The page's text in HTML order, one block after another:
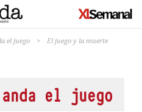
el juego > El juego y la muerte
el juego